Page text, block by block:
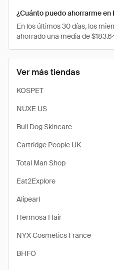
Ver más tiendas
KOSPET
NUXE US
Bull Dog Skincare
Cartridge People UK
Total Man Shop
Eat2Explore
Alipearl
Hermosa Hair
NYX Cosmetics France
BHFO
¿Cuánto puedo ahorrarme en
En los últimos 30 días, los
ahorrado una media de